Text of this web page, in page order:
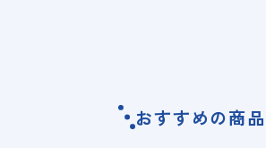
おすすめの商品